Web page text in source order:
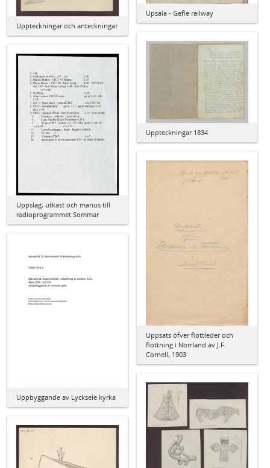
Upsala - Gefle railway
Uppteckningar och anteckningar
Uppteckningar 1834
Uppslag, utkast och manus till
radioprogrammet Sommar
Uppsats öfver flottleder och
flottning i Norrland av J.F.
Cornell, 1903
Uppbyggande av Lycksele kyrka